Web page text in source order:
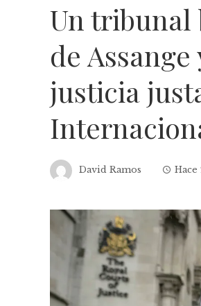
Un tribunal
de
justicia
David Ramos Hace